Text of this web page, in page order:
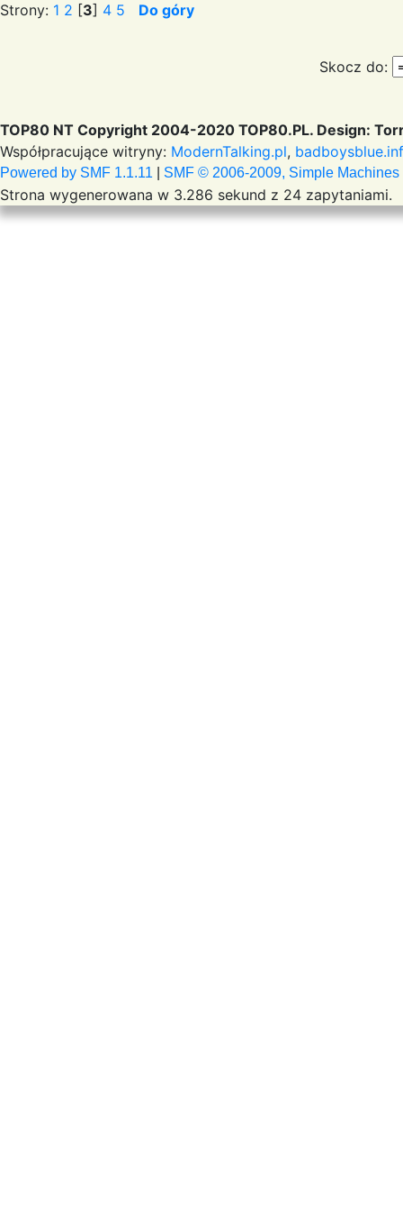
Strony: 1 2 [3] 4 5 Do góry
Skocz do:
TOP80 NT Copyright 2004-2020 TOP80.PL. Design:
Współpracujące witryny: ModernTalking.pl,
Powered by SMF 1.1.11 SMF © 2006-2009, Simple Machines
Strona wygenerowana w 3.286 sekund z 24 zapytaniami.